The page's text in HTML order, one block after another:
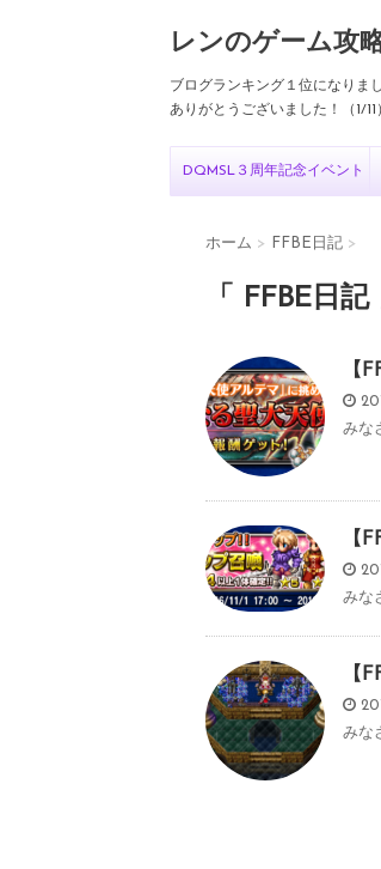
レンのゲーム攻
ブログランキング１位になりま
ありがとうございました！（1/11
DQMSL３周年記念イベント
ホーム > FFBE日記 >
「 FFBE日
【
みな
【
みな
【
みな